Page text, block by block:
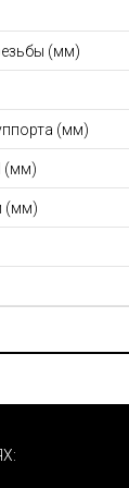
(мм)
(мм)
(мм)
(мм)